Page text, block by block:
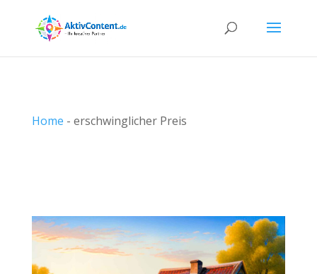
Home - erschwinglicher Preis